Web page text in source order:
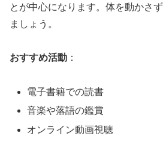
とが中心になります。体を動かさ
ましょう。
おすすめ活動 ：
電子書籍での読書
音楽や落語の鑑賞
オンライン動画視聴